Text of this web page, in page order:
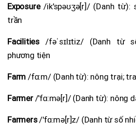
Exposure/ik'spəʊʒə[r]/ (Danh từ):
trần
Facilities /fəˈsɪlɪtiz/ (Danh từ
phương tiện
Farm /fɑ:m/ (Danh từ): nông trại;
Farmer/'fɑ:mə[r]/ (Danh từ): nông
Farmers/'fɑ:mə[r]z/ (Danh từ số